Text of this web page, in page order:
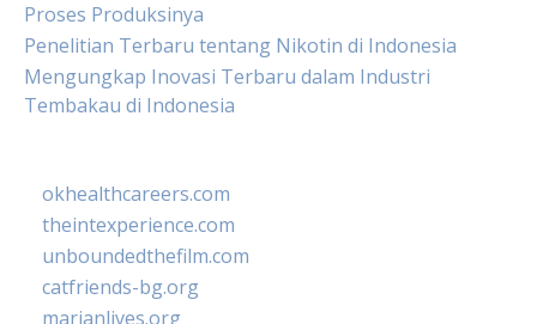
Proses Produksinya
Penelitian Terbaru tentang Nikotin di Indonesia
Mengungkap Inovasi Terbaru dalam Industri
Tembakau di Indonesia
okhealthcareers.com
theintexperience.com
unboundedthefilm.com
catfriends-bg.org
marianlives.org